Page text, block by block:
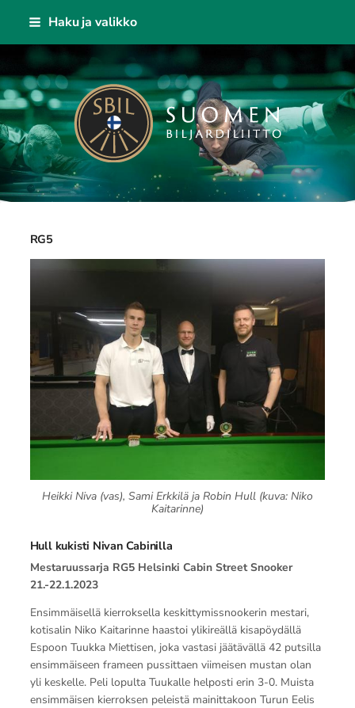
Siirry
sisältöön
Haku ja valikko
Suomen Biljardiliitto ry
RG5
Heikki Niva (vas), Sami Erkkilä ja Robin Hull (kuva: Niko
Kaitarinne)
Hull kukisti Nivan Cabinilla
Mestaruussarja RG5 Helsinki Cabin Street Snooker
21.-22.1.2023
Ensimmäisellä kierroksella keskittymissnookerin mestari,
kotisalin Niko Kaitarinne haastoi ylikireällä kisapöydällä
Espoon Tuukka Miettisen, joka vastasi jäätävällä 42 putsilla
ensimmäiseen frameen pussittaen viimeisen mustan olan
yli keskelle. Peli lopulta Tuukalle helposti erin 3-0. Muista
ensimmäisen kierroksen peleistä mainittakoon Turun Eelis